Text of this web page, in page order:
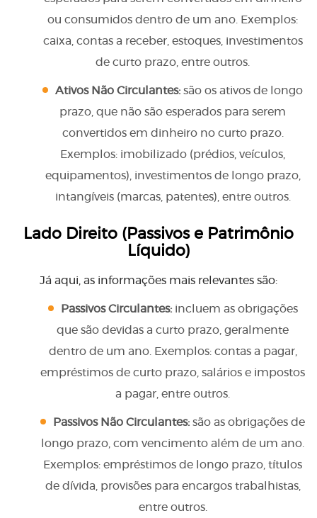
ou consumidos dentro de um ano. Exemplos:
caixa, contas a receber, estoques, investimentos
de curto prazo, entre outros.
Ativos Não Circulantes: são os ativos de longo
prazo, que não são esperados para serem
convertidos em dinheiro no curto prazo.
Exemplos: imobilizado (prédios, veículos,
equipamentos), investimentos de longo prazo,
intangíveis (marcas, patentes), entre outros.
Lado Direito (Passivos e Patrimônio
Líquido)
Já aqui, as informações mais relevantes são:
Passivos Circulantes:incluem as obrigações
que são devidas a curto prazo, geralmente
dentro de um ano. Exemplos: contas a pagar,
empréstimos de curto prazo, salários e impostos
a pagar, entre outros.
Passivos Não Circulantes: são as obrigações de
longo prazo, com vencimento além de um ano.
Exemplos: empréstimos de longo prazo, títulos
de dívida, provisões para encargos trabalhistas,
entre outros.